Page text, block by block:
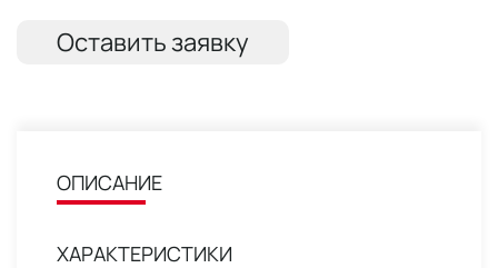
Оставить заявку
ОПИСАНИЕ
ХАРАКТЕРИСТИКИ